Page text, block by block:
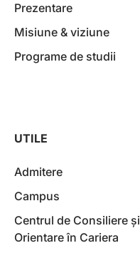
Prezentare
Misiune & viziune
Programe de studii
UTILE
Admitere
Campus
Centrul de Consiliere și
Orientare în Cariera